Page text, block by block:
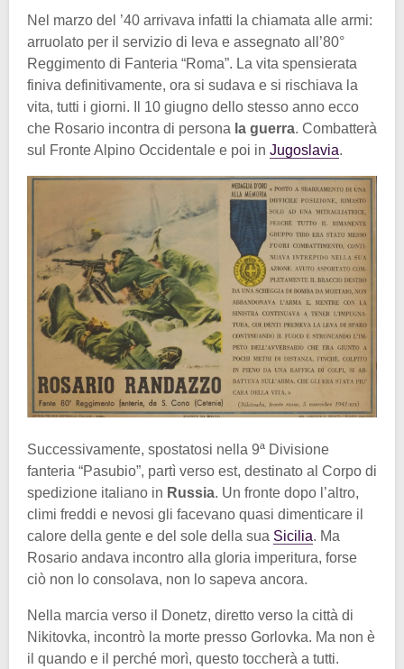
Nel marzo del ’40 arrivava infatti la chiamata alle armi:
arruolato per il servizio di leva e assegnato all’80°
Reggimento di Fanteria “Roma”. La vita spensierata
finiva definitivamente, ora si sudava e si rischiava la
vita, tutti i giorni. Il 10 giugno dello stesso anno ecco
che Rosario incontra di persona la guerra. Combatterà
sul Fronte Alpino Occidentale e poi in Jugoslavia.
Successivamente, spostatosi nella 9ª Divisione
fanteria “Pasubio”, partì verso est, destinato al Corpo di
spedizione italiano in Russia. Un fronte dopo l’altro,
climi freddi e nevosi gli facevano quasi dimenticare il
calore della gente e del sole della sua Sicilia. Ma
Rosario andava incontro alla gloria imperitura, forse
ciò non lo consolava, non lo sapeva ancora.
Nella marcia verso il Donetz, diretto verso la città di
Nikitovka, incontrò la morte presso Gorlovka. Ma non è
il quando e il perché morì, questo toccherà a tutti.